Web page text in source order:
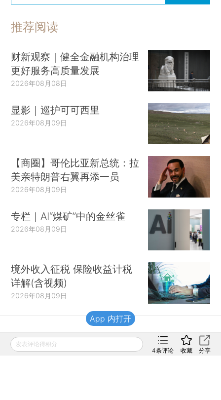
推荐阅读
财新观察｜健全金融机构治理
更好服务高质量发展
2026年08月08日
显影｜巡护可可西里
2026年08月09日
【商圈】哥伦比亚新总统：拉
美亲特朗普右翼再添一员
2026年08月09日
专栏｜AI“煤矿”中的金丝雀
2026年08月09日
境外收入征税 保险收益计税
详解(含视频)
2026年08月09日
财新移动
发表评论得积分
4条评论 收藏 分享
App 内打开